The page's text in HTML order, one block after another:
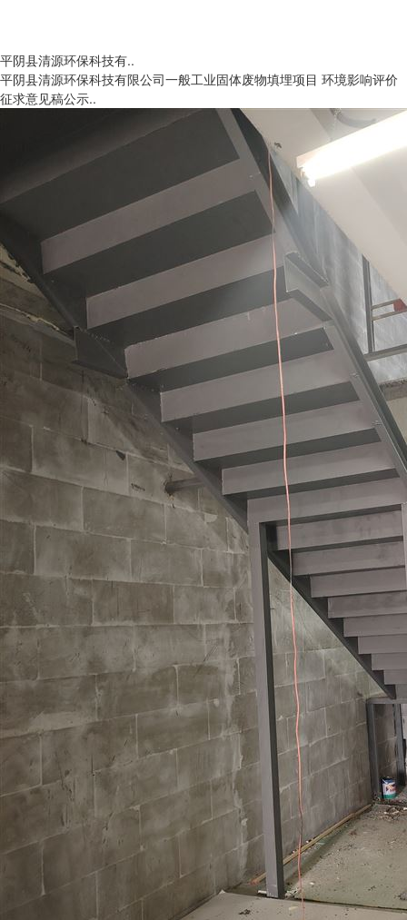
平阴县清源环保科技有..
平阴县清源环保科技有限公司一般工业固体废物填埋项目 环境影响评价
征求意见稿公示..